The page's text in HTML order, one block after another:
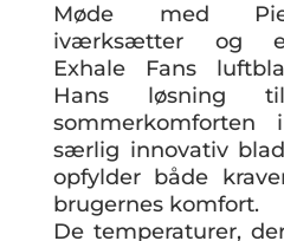
Møde med
iværksætter og
Exhale Fans
Hans løsning
særlig innovativ
opfylder både
brugernes komfort.
De temperaturer,